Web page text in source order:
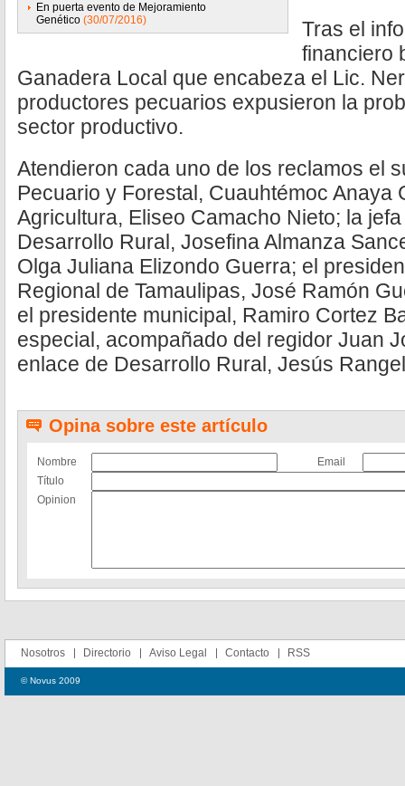
En puerta evento de Mejoramiento
Genético (30/07/2016)
Tras el
financiero
Ganadera Local que encabeza el Lic.
productores pecuarios expusieron la
sector productivo.
Atendieron cada uno de los reclamos el
Pecuario y Forestal, Cuauhtémoc Anaya
Agricultura, Eliseo Camacho Nieto; la
Desarrollo Rural, Josefina Almanza
Olga Juliana Elizondo Guerra; el
Regional de Tamaulipas, José Ramón
el presidente municipal, Ramiro Cortez
especial, acompañado del regidor Juan
enlace de Desarrollo Rural, Jesús
Opina sobre este artículo
Nombre
Email
Título
Opinion
Nosotros Directorio Aviso Legal Contacto RSS
© Novus 2009